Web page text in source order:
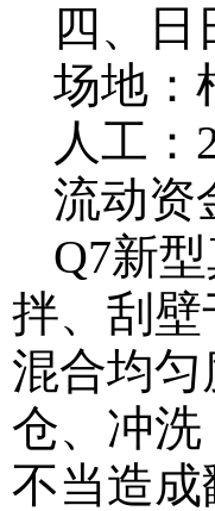
四、日
场地：
人工：
流动资
Q7新
拌、刮
混合均匀
仓、冲
不当造